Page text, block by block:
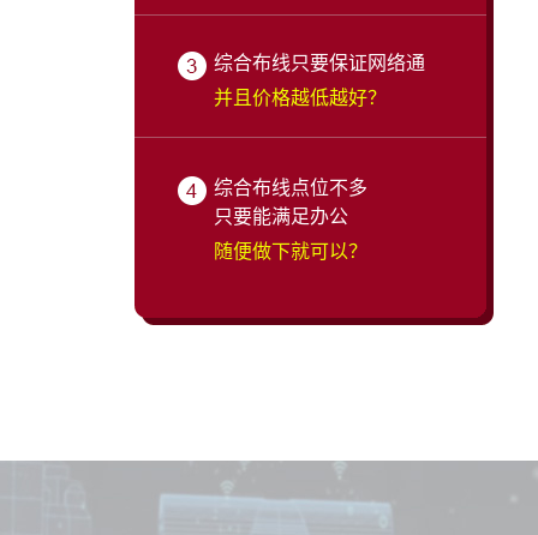
综合布线只要保证网络通
并且价格越低越好？
综合布线点位不多
只要能满足办公
随便做下就可以？